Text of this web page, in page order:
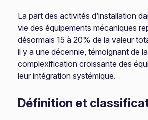
La part des activités d’installation
vie des équipements mécaniques
désormais 15 à 20% de la valeur
il y a une décennie, témoignant de la
complexification croissante des
leur intégration systémique.
Définition et